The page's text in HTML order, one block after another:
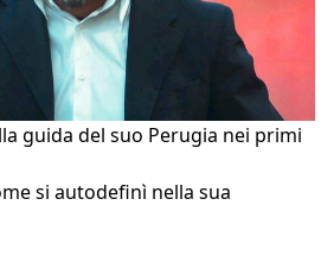
guida del suo Perugia nei primi
si autodefinì nella sua